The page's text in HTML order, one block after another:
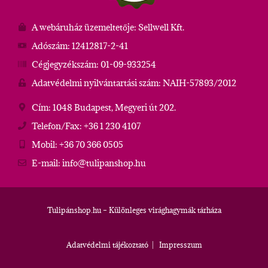
A webáruház üzemeltetője: Sellwell Kft.
Adószám: 12412817-2-41
Cégjegyzékszám: 01-09-933254
Adatvédelmi nyilvántartási szám: NAIH-57893/2012
Cím: 1048 Budapest, Megyeri út 202.
Telefon/Fax: +36 1 230 4107
Mobil: +36 70 366 0505
E-mail: info@tulipanshop.hu
Tulipánshop.hu – Különleges virághagymák tárháza
Adatvédelmi tájékoztató| Impresszum